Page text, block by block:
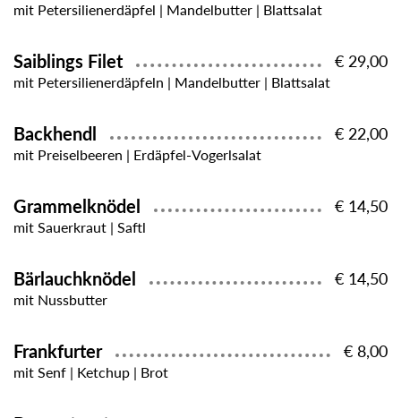
mit Petersilienerdäpfel | Mandelbutter | Blattsalat
Saiblings Filet € 29,00
mit Petersilienerdäpfeln | Mandelbutter | Blattsalat
Backhendl € 22,00
mit Preiselbeeren | Erdäpfel-Vogerlsalat
Grammelknödel € 14,50
mit Sauerkraut | Saftl
Bärlauchknödel € 14,50
mit Nussbutter
Frankfurter € 8,00
mit Senf | Ketchup | Brot